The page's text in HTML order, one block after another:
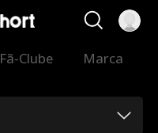
Fã-Clube Marca